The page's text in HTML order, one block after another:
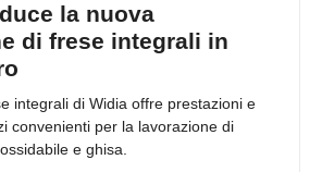
la nuova
di frese integrali in
integrali di Widia offre prestazioni e
convenienti per la lavorazione di
e ghisa.